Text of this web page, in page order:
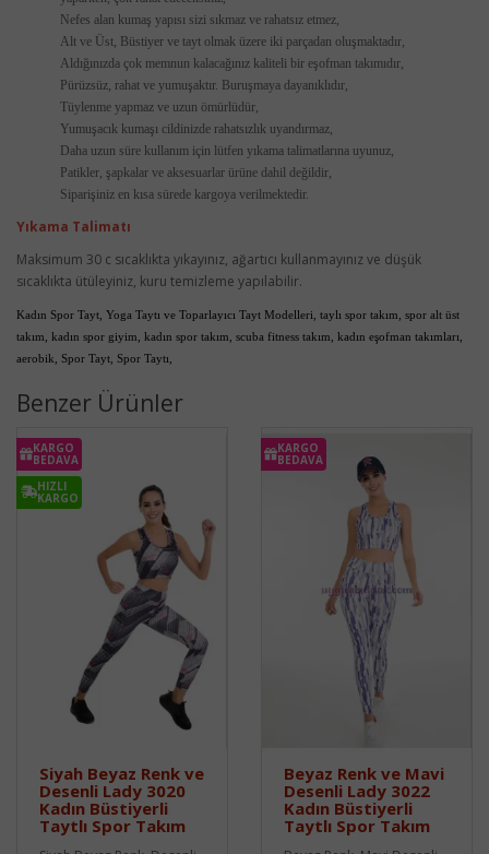
Nefes alan kumaş yapısı sizi sıkmaz ve rahatsız etmez,
Alt ve Üst, Büstiyer ve tayt olmak üzere iki parçadan oluşmaktadır,
Aldığınızda çok memnun kalacağınız kaliteli bir eşofman takımıdır,
Pürüzsüz, rahat ve yumuşaktır. Buruşmaya dayanıklıdır,
Tüylenme yapmaz ve uzun ömürlüdür,
Yumuşacık kumaşı cildinizde rahatsızlık uyandırmaz,
Daha uzun süre kullanım için lütfen yıkama talimatlarına uyunuz,
Patikler, şapkalar ve aksesuarlar ürüne dahil değildir,
Siparişiniz en kısa sürede kargoya verilmektedir.
Yıkama Talimatı
Maksimum 30 c sıcaklıkta yıkayınız, ağartıcı kullanmayınız ve düşük
sıcaklıkta ütüleyiniz, kuru temizleme yapılabilir.
Kadın Spor Tayt, Yoga Taytı ve Toparlayıcı Tayt Modelleri, taylı spor takım, spor alt üst
takım, kadın spor giyim, kadın spor takım, scuba fitness takım, kadın eşofman takımları,
aerobik, Spor Tayt, Spor Taytı,
Benzer Ürünler
KARGO
BEDAVA
HIZLI
KARGO
Siyah Beyaz Renk ve
Desenli Lady 3020
Kadın Büstiyerli
Taytlı Spor Takım
KARGO
BEDAVA
Beyaz Renk ve Mavi
Desenli Lady 3022
Kadın Büstiyerli
Taytlı Spor Takım